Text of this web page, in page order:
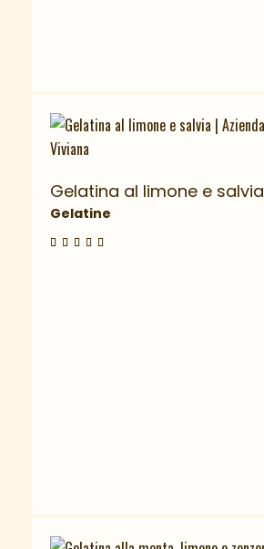
Gelatina al limone e salvia
Gelatine